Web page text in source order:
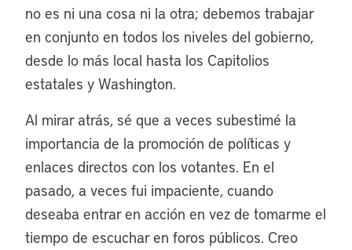
no es ni una cosa ni la otra; debemos trabajar
en conjunto en todos los niveles del gobierno,
desde lo más local hasta los Capitolios
estatales y Washington.
Al mirar atrás, sé que a veces subestimé la
importancia de la promoción de políticas y
enlaces directos con los votantes. En el
pasado, a veces fui impaciente, cuando
deseaba entrar en acción en vez de tomarme el
tiempo de escuchar en foros públicos. Creo